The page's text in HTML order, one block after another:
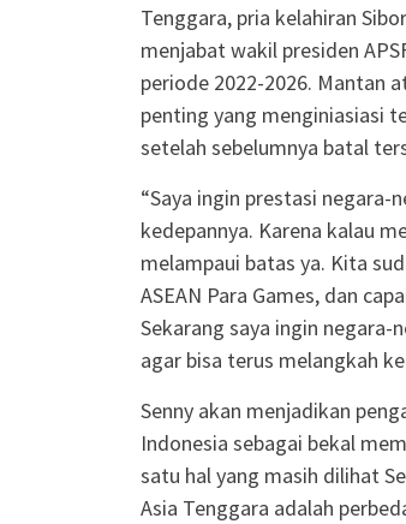
Tenggara, pria kelahiran
menjabat wakil presiden
periode 2022-2026. Mantan
penting yang menginiasiasi
setelah sebelumnya batal
“Saya ingin prestasi negara-
kedepannya. Karena kalau
melampaui batas ya. Kita
ASEAN Para Games, dan
Sekarang saya ingin
agar bisa terus melangkah
Senny akan menjadikan
Indonesia sebagai bekal
satu hal yang masih dilihat
Asia Tenggara adalah